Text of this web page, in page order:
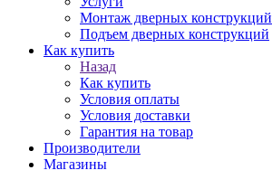
Монтаж дверных конструкций
Подъем дверных конструкций
Как купить
Назад
Как купить
Условия оплаты
Условия доставки
Гарантия на товар
Производители
Магазины